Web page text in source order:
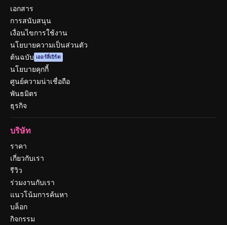
เอกสาร
การสนับสนุน
เงื่อนไขการใช้งาน
นโยบายความเป็นส่วนตัว
ต้นฉบับ เออร์ลี่เบิร์ด
นโยบายคุกกี้
ศูนย์ความน่าเชื่อถือ
พันธมิตร
ธุรกิจ
บริษัท
ราคา
เกี่ยวกับเรา
รีวิว
ร่วมงานกับเรา
แนวโน้มการค้นหา
บล็อก
กิจกรรม